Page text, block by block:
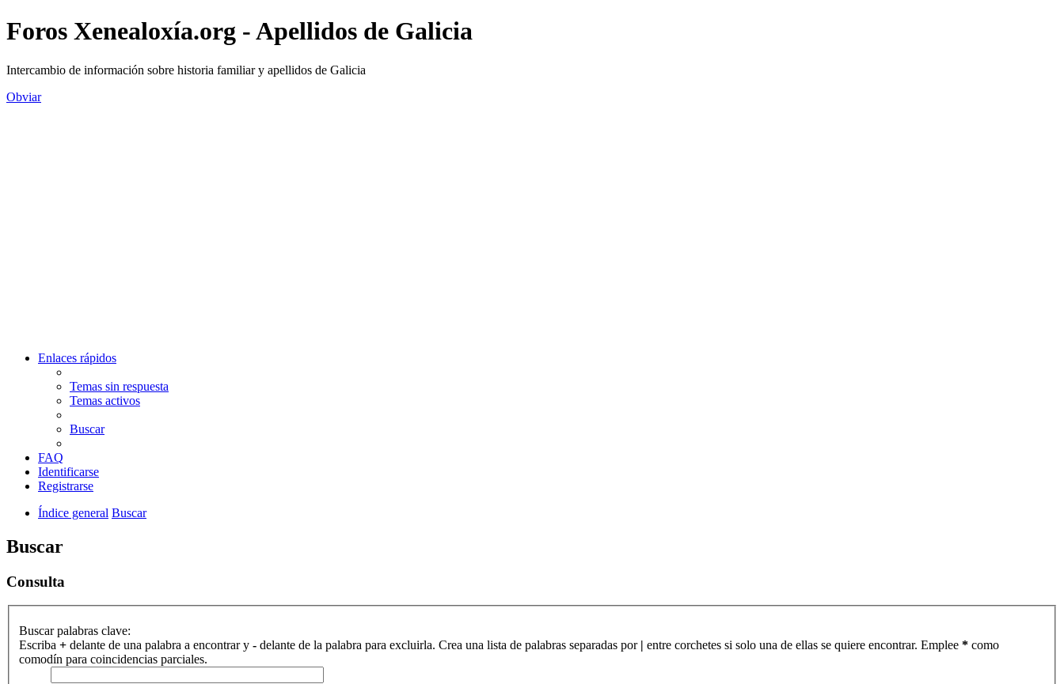
Foros Xenealoxía.org - Apellidos de Galicia
Intercambio de información sobre historia familiar y apellidos de Galicia
Obviar
Enlaces rápidos
Temas sin respuesta
Temas activos
Buscar
FAQ
Identificarse
Registrarse
Índice general Buscar
Buscar
Consulta
Buscar palabras clave:
Escriba + delante de una palabra a encontrar y - delante de la palabra para excluirla. Crea una lista de palabras separadas por | entre corchetes si solo una de ellas se quiere encontrar. Emplee * como
comodín para coincidencias parciales.